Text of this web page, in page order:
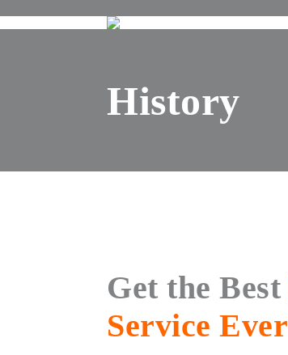
History
Get the Best
Service Ever